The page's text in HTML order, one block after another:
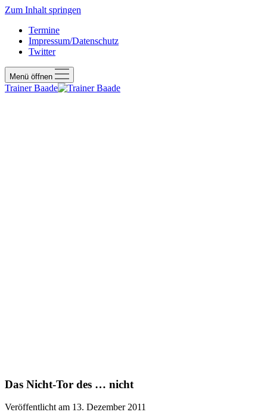
Zum Inhalt springen
Termine
Impressum/Datenschutz
Twitter
Menü öffnen
Trainer Baade
Das Nicht-Tor des … nicht
Veröffentlicht am 13. Dezember 2011